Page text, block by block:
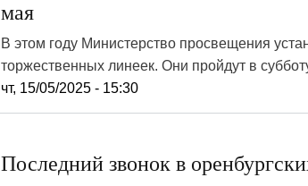
мая
В этом году Министерство просвещения
торжественных линеек. Они пройдут в
чт, 15/05/2025 - 15:30
Последний звонок в